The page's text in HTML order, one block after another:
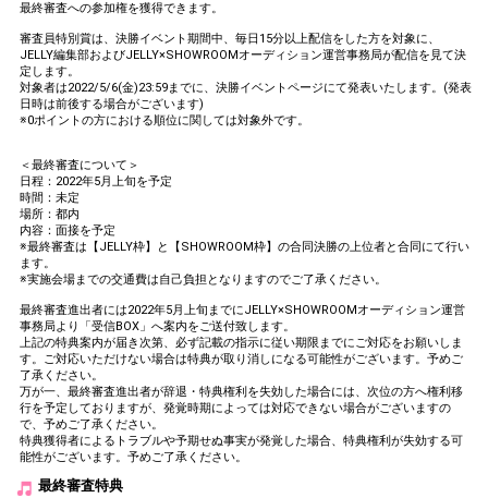
最終審査への参加権を獲得できます。
審査員特別賞は、決勝イベント期間中、毎日15分以上配信をした方を対象に、
JELLY編集部およびJELLY×SHOWROOMオーディション運営事務局が配信を見て決
定します。
対象者は2022/5/6(金)23:59までに、決勝イベントページにて発表いたします。(発表
日時は前後する場合がございます)
※0ポイントの方における順位に関しては対象外です。
＜最終審査について＞
日程：2022年5月上旬を予定
時間：未定
場所：都内
内容：面接を予定
※最終審査は【JELLY枠】と【SHOWROOM枠】の合同決勝の上位者と合同にて行い
ます。
※実施会場までの交通費は自己負担となりますのでご了承ください。
最終審査進出者には2022年5月上旬までにJELLY×SHOWROOMオーディション運営
事務局より「受信BOX」へ案内をご送付致します。
上記の特典案内が届き次第、必ず記載の指示に従い期限までにご対応をお願いしま
す。ご対応いただけない場合は特典が取り消しになる可能性がございます。予めご
了承ください。
万が一、最終審査進出者が辞退・特典権利を失効した場合には、次位の方へ権利移
行を予定しておりますが、発覚時期によっては対応できない場合がございますの
で、予めご了承ください。
特典獲得者によるトラブルや予期せぬ事実が発覚した場合、特典権利が失効する可
能性がございます。予めご了承ください。
最終審査特典